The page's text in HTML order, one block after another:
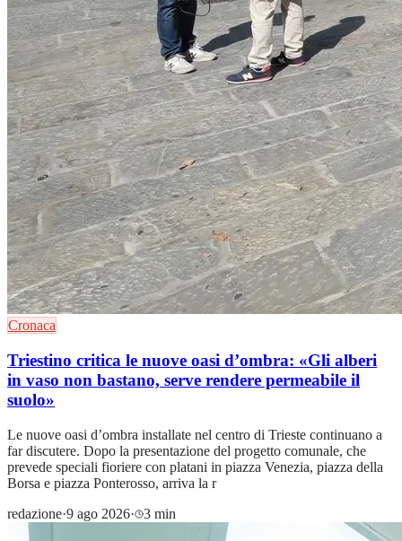
Cronaca
Triestino critica le nuove oasi d’ombra: «Gli alberi
in vaso non bastano, serve rendere permeabile il
suolo»
Le nuove oasi d’ombra installate nel centro di Trieste continuano a
far discutere. Dopo la presentazione del progetto comunale, che
prevede speciali fioriere con platani in piazza Venezia, piazza della
Borsa e piazza Ponterosso, arriva la r
redazione·9 ago 2026· 3 min